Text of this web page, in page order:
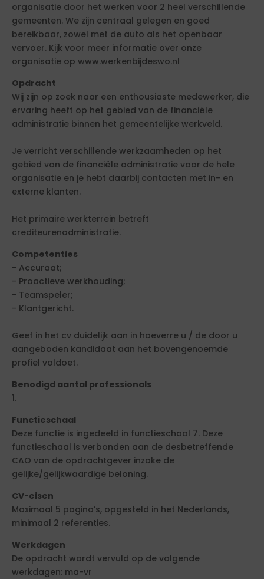
organisatie door het werken voor 2 heel verschillende
gemeenten. We zijn centraal gelegen en goed
bereikbaar, zowel met de auto als het openbaar
vervoer. Kijk voor meer informatie over onze
organisatie op www.werkenbijdeswo.nl
Opdracht
Wij zijn op zoek naar een enthousiaste medewerker, die
ervaring heeft op het gebied van de financiële
administratie binnen het gemeentelijke werkveld.
Je verricht verschillende werkzaamheden op het
gebied van de financiële administratie voor de hele
organisatie en je hebt daarbij contacten met in- en
externe klanten.
Het primaire werkterrein betreft
crediteurenadministratie.
Competenties
- Accuraat;
- Proactieve werkhouding;
- Teamspeler;
- Klantgericht.
Geef in het cv duidelijk aan in hoeverre u / de door u
aangeboden kandidaat aan het bovengenoemde
profiel voldoet.
Benodigd aantal professionals
1.
Functieschaal
Deze functie is ingedeeld in functieschaal 7. Deze
functieschaal is verbonden aan de desbetreffende
CAO van de opdrachtgever inzake de
gelijke/gelijkwaardige beloning.
CV-eisen
Maximaal 5 pagina’s, opgesteld in het Nederlands,
minimaal 2 referenties.
Werkdagen
De opdracht wordt vervuld op de volgende
werkdagen: ma-vr